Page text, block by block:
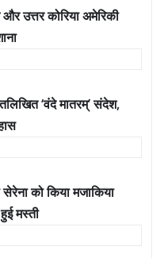
उत्तर कोरिया अमेरिकी
‘वंदे मातरम्’ संदेश,
को किया मजाकिया
मस्ती